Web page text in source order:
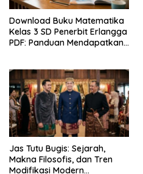
Download Buku Matematika
Kelas 3 SD Penerbit Erlangga
PDF: Panduan Mendapatkan
Jas Tutu Bugis: Sejarah,
Makna Filosofis, dan Tren
Modifikasi Modern